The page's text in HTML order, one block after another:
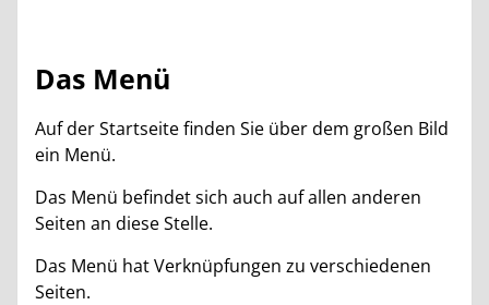
Das Menü
Auf der Startseite finden Sie über dem großen Bild
ein Menü.
Das Menü befindet sich auch auf allen anderen
Seiten an diese Stelle.
Das Menü hat Verknüpfungen zu verschiedenen
Seiten.